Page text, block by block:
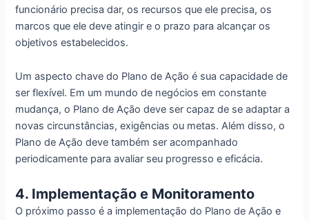
funcionário precisa dar, os recursos que ele precisa, os
marcos que ele deve atingir e o prazo para alcançar os
objetivos estabelecidos.
Um aspecto chave do Plano de Ação é sua capacidade de
ser flexível. Em um mundo de negócios em constante
mudança, o Plano de Ação deve ser capaz de se adaptar a
novas circunstâncias, exigências ou metas. Além disso, o
Plano de Ação deve também ser acompanhado
periodicamente para avaliar seu progresso e eficácia.
4. Implementação e Monitoramento
O próximo passo é a implementação do Plano de Ação e